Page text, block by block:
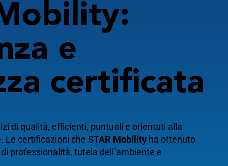
e
certificata
di qualità, efficienti, puntuali e orientati alla
Le certificazioni che STAR Mobility ha ottenuto
professionalità, tutela dell’ambiente e